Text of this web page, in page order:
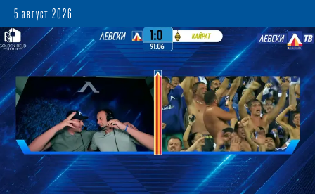
5 август 2026